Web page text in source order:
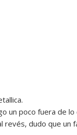
un poco fuera de lo
revés, dudo que un